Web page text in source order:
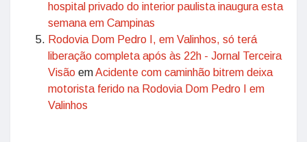
hospital privado do interior paulista inaugura esta
semana em Campinas
Rodovia Dom Pedro I, em Valinhos, só terá
liberação completa após às 22h - Jornal Terceira
Visão emAcidente com caminhão bitrem deixa
motorista ferido na Rodovia Dom Pedro I em
Valinhos